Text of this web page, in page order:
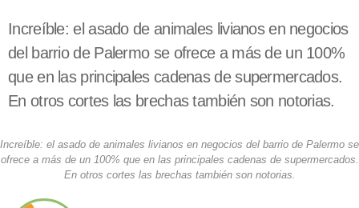
Increíble: el asado de animales livianos en negocios
del barrio de Palermo se ofrece a más de un 100%
que en las principales cadenas de supermercados.
En otros cortes las brechas también son notorias.
Increíble: el asado de animales livianos en negocios del barrio de Palermo se
ofrece a más de un 100% que en las principales cadenas de supermercados.
En otros cortes las brechas también son notorias.